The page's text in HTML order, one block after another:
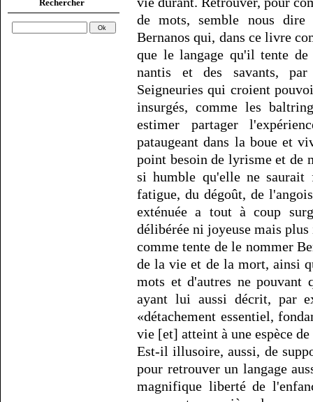
Rechercher
de mots, semble nous
Bernanos qui, dans ce livre
que le langage qu'il tente
nantis et des savants,
Seigneuries qui croient
insurgés, comme les
estimer partager
pataugeant dans la boue et
point besoin de lyrisme et de
si humble qu'elle ne
fatigue, du dégoût, de
exténuée a tout à coup
délibérée ni joyeuse mais
comme tente de le nommer
de la vie et de la mort, ainsi
mots et d'autres ne pouvant
ayant lui aussi décrit, par
«détachement essentiel,
vie [et] atteint à une espèce
Est-il illusoire, aussi, de
pour retrouver un langage
magnifique liberté de